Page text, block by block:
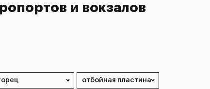
и вокзалов